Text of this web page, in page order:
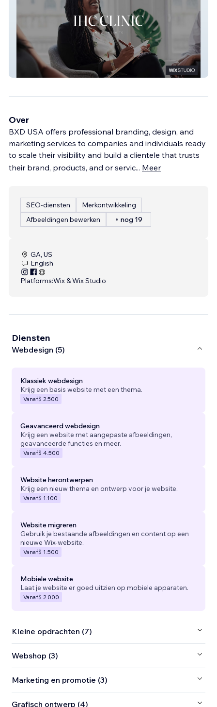
Over
BXD USA offers professional branding, design, and
marketing services to companies and individuals ready
to scale their visibility and build a clientele that trusts
their brand, products, and or servic... Meer
SEO-diensten
Merkontwikkeling
Afbeeldingen bewerken
+ nog 19
GA, US
English
Platforms:Wix & Wix Studio
Diensten
Webdesign (5)
Klassiek webdesign
Krijg een basis website met een thema.
Vanaf$ 2.500
Geavanceerd webdesign
Krijg een website met aangepaste afbeeldingen,
geavanceerde functies en meer.
Vanaf$ 4.500
Website herontwerpen
Krijg een nieuw thema en ontwerp voor je website.
Vanaf$ 1.100
Website migreren
Gebruik je bestaande afbeeldingen en content op een
nieuwe Wix-website.
Vanaf$ 1.500
Mobiele website
Laat je website er goed uitzien op mobiele apparaten.
Vanaf$ 2.000
Kleine opdrachten (7)
Webshop (3)
Marketing en promotie (3)
Grafisch ontwerp (4)